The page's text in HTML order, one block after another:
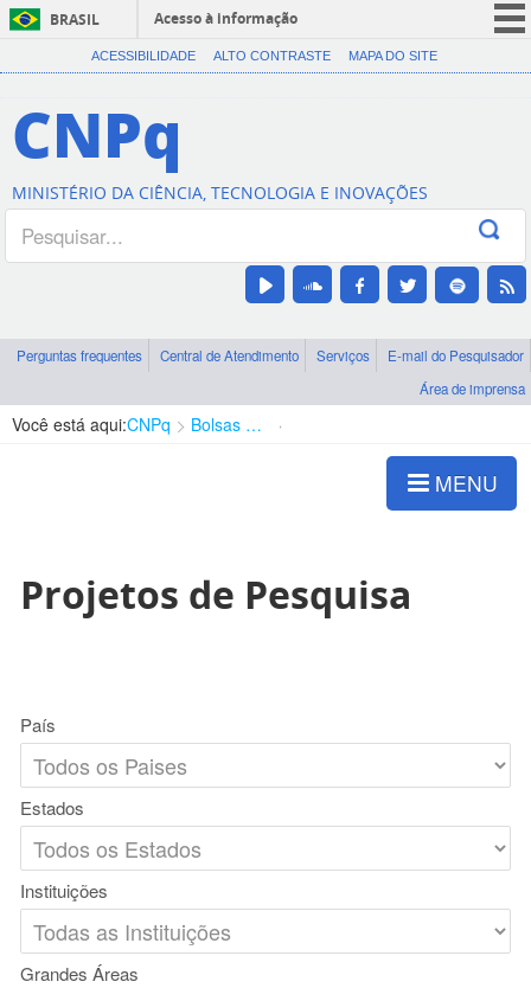
BRASIL
Acesso à informação
CORONAVÍRUS (COVID-19)
Canais
ACESSIBILIDADE ALTO CONTRASTE MAPA DO SITE
CNPq
MINISTÉRIO DA CIÊNCIA, TECNOLOGIA E INOVAÇÕES
Perguntas frequentes Central de Atendimento Serviços
E-mail do Pesquisador
Área de imprensa
Você está aqui:CNPq Bolsas e Auxílios Vigentes
MENU
Projetos de Pesquisa
País
Estados
Instituições
Grandes Áreas